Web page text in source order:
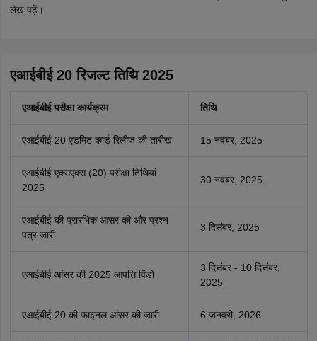
लेख पढ़ें।
एआईबीई 20 रिजल्ट तिथि 2025
एआईबीई परीक्षा कार्यक्रम तिथि
एआईबीई 20 एडमिट कार्ड रिलीज की तारीख 15 नवंबर, 2025
एआईबीई एक्सएक्स (20) परीक्षा तिथियां
2025
30 नवंबर, 2025
एआईबीई की प्रारंभिक आंसर की और प्रश्न
पत्र जारी
3 दिसंबर, 2025
एआईबीई आंसर की 2025 आपत्ति विंडो
3 दिसंबर - 10 दिसंबर,
2025
एआईबीई 20 की फाइनल आंसर की जारी 6 जनवरी, 2026